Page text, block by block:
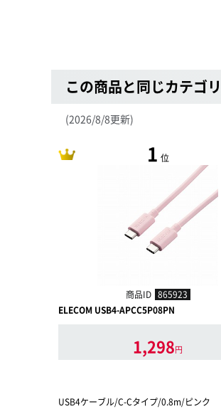
この商品と同じカテゴ
(2026/8/8更新)
1 位
商品ID 865923
ELECOM USB4-APCC5P08PN
1,298円
USB4ケーブル/C-Cタイプ/0.8m/ピンク